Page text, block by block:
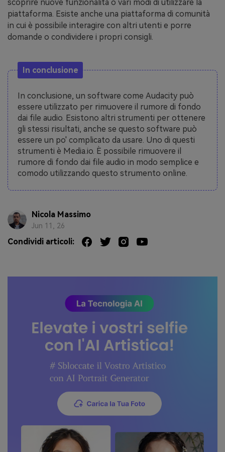
scoprire nuove funzionalità o vari modi di utilizzare la
piattaforma. Esiste anche una piattaforma di comunità
in cui è possibile interagire con altri utenti e porre
domande o condividere i propri consigli.
In conclusione
In conclusione, un software come Audacity può
essere utilizzato per rimuovere il rumore di fondo
dai file audio. Esistono altri strumenti per ottenere
gli stessi risultati, anche se questo software può
essere un po' complicato da usare. Uno di questi
strumenti è Media.io. È possibile rimuovere il
rumore di fondo dai file audio in modo semplice e
comodo utilizzando questo strumento online.
Nicola Massimo
Jun 11, 26
Condividi articoli: